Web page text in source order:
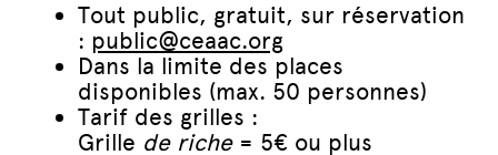
Tout public, gratuit, sur réservation
: public@ceaac.org
Dans la limite des places
disponibles (max. 50 personnes)
Tarif des grilles :
Grille de riche= 5€ ou plus